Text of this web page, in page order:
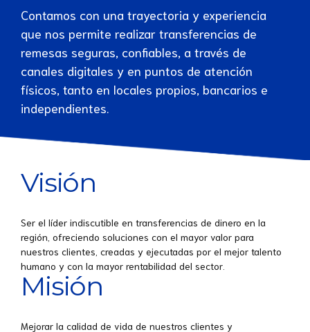
Contamos con una trayectoria y experiencia
que nos permite realizar transferencias de
remesas seguras, confiables, a través de
canales digitales y en puntos de atención
físicos, tanto en locales propios, bancarios e
independientes.
Visión
Ser el líder indiscutible en transferencias de dinero en la
región, ofreciendo soluciones con el mayor valor para
nuestros clientes, creadas y ejecutadas por el mejor talento
humano y con la mayor rentabilidad del sector.
Misión
Mejorar la calidad de vida de nuestros clientes y